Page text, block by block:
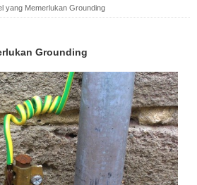
yang Memerlukan Grounding
Grounding